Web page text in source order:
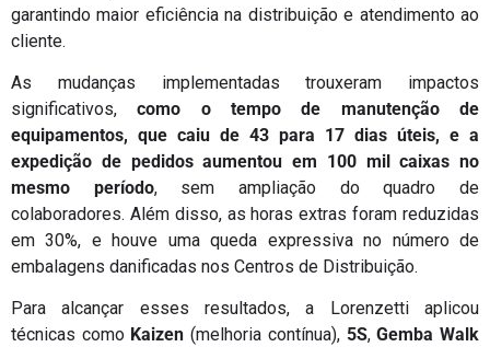
garantindo maior eficiência na distribuição e atendimento ao
cliente.
As mudanças implementadas trouxeram impactos
significativos,como o tempo de manutenção de
equipamentos, que caiu de 43 para 17 dias úteis, e a
expedição de pedidos aumentou em 100 mil caixas no
mesmo período, sem ampliação do quadro de
colaboradores. Além disso, as horas extras foram reduzidas
em 30%, e houve uma queda expressiva no número de
embalagens danificadas nos Centros de Distribuição.
Para alcançar esses resultados, a Lorenzetti aplicou
técnicas como Kaizen (melhoria contínua), 5S,Gemba Walk